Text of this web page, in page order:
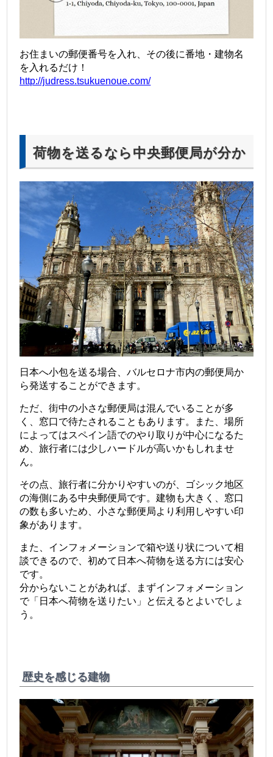
お住まいの郵便番号を入れ、その後に番地・建物名
を入れるだけ！
http://judress.tsukuenoue.com/
荷物を送るなら中央郵便局が分か
りやすい
日本へ小包を送る場合、バルセロナ市内の郵便局か
ら発送することができます。
ただ、街中の小さな郵便局は混んでいることが多
く、窓口で待たされることもあります。また、場所
によってはスペイン語でのやり取りが中心になるた
め、旅行者には少しハードルが高いかもしれませ
ん。
その点、旅行者に分かりやすいのが、ゴシック地区
の海側にある中央郵便局です。建物も大きく、窓口
の数も多いため、小さな郵便局より利用しやすい印
象があります。
また、インフォメーションで箱や送り状について相
談できるので、初めて日本へ荷物を送る方には安心
です。
分からないことがあれば、まずインフォメーション
で「日本へ荷物を送りたい」と伝えるとよいでしょ
う。
歴史を感じる建物